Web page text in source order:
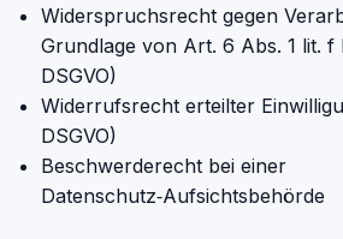
Widerspruchsrecht gegen
Grundlage von Art. 6 Abs. 1 lit. f
DSGVO)
Widerrufsrecht erteilter
DSGVO)
Beschwerderecht bei einer
Datenschutz‑Aufsichtsbehörde